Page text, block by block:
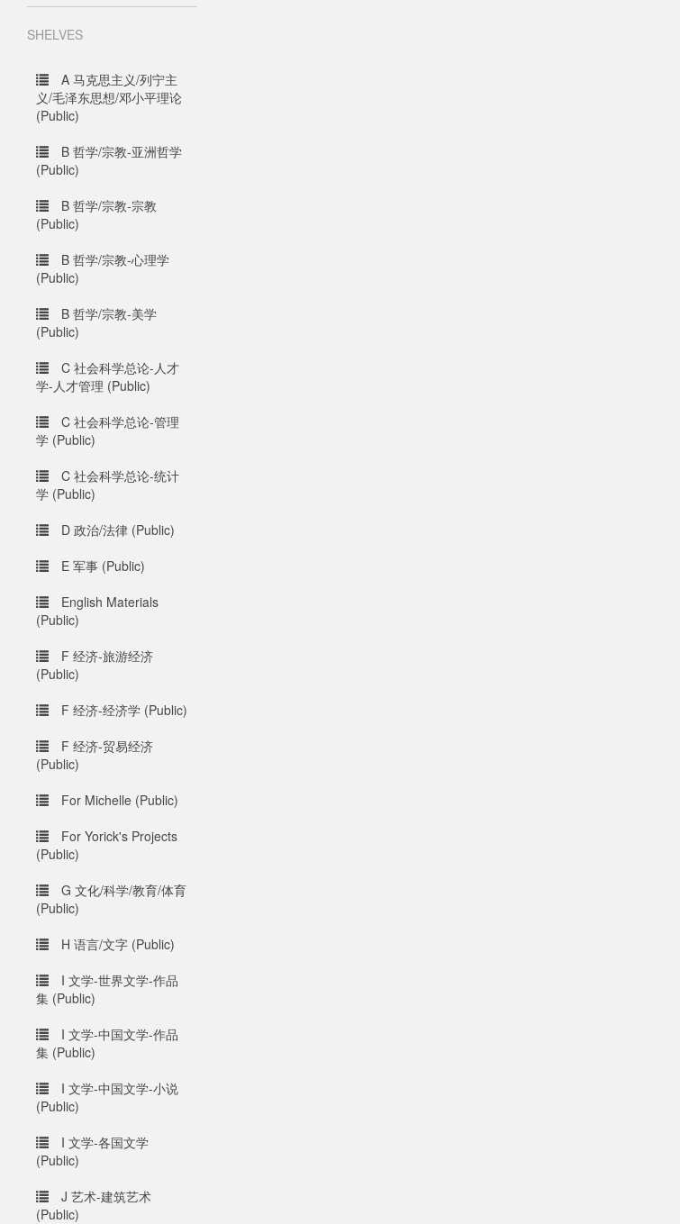
SHELVES
A 马克思主义/列宁主
义/毛泽东思想/邓小平理论
(Public)
B 哲学/宗教-亚洲哲学
(Public)
B 哲学/宗教-宗教
(Public)
B 哲学/宗教-心理学
(Public)
B 哲学/宗教-美学
(Public)
C 社会科学总论-人才
学-人才管理 (Public)
C 社会科学总论-管理
学 (Public)
C 社会科学总论-统计
学 (Public)
D 政治/法律 (Public)
E 军事 (Public)
English Materials
(Public)
F 经济-旅游经济
(Public)
F 经济-经济学 (Public)
F 经济-贸易经济
(Public)
For Michelle (Public)
For Yorick's Projects
(Public)
G 文化/科学/教育/体育
(Public)
H 语言/文字 (Public)
I 文学-世界文学-作品
集 (Public)
I 文学-中国文学-作品
集 (Public)
I 文学-中国文学-小说
(Public)
I 文学-各国文学
(Public)
J 艺术-建筑艺术
(Public)